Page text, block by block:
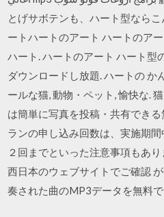
とげサボテンも、ハート型なら
ートハートのアート ハートのア
ハート. ハートのアート ハート型
ダウンロードし放題. ハートの か
ールな猫, 動物・ペット, 愉快な.
は簡単に写真を投稿・共有でき
ランの申し込み回数は、実施期
２回までといった注意事項もあ
西日本のウェブサイトでご確認
奏された曲のMP3データを無料